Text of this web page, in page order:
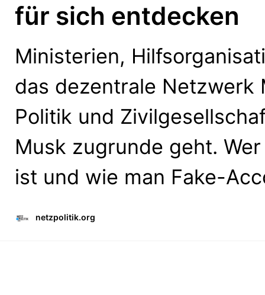
für sich entdecken
Ministerien,
das dezentrale Netzwerk
Politik und
Musk zugrunde geht.
ist und wie man Fake-
netzpolitik.org